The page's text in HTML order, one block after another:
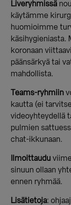
Liveryhmissä
käytämme
huomioimme
käsihygieniasta.
koronaan
päänsärkyä tai
mahdollista.
Teams-ryhmiin
kautta (ei
videoyhteydellä
pulmien
chat-ikkunaan.
Ilmoittaudu
sinuun ollaan
ennen ryhmää.
Lisätietoja: